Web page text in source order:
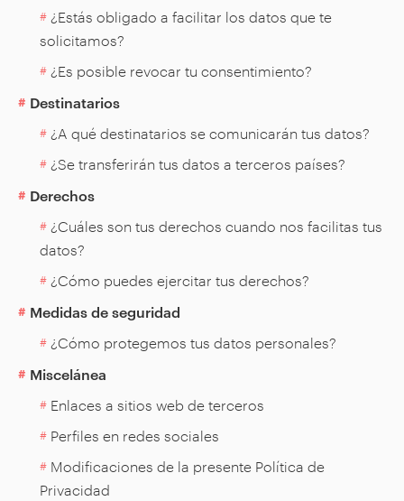
¿Estás obligado a facilitar los datos que te
solicitamos?
¿Es posible revocar tu consentimiento?
Destinatarios
¿A qué destinatarios se comunicarán tus datos?
¿Se transferirán tus datos a terceros países?
Derechos
¿Cuáles son tus derechos cuando nos facilitas tus
datos?
¿Cómo puedes ejercitar tus derechos?
Medidas de seguridad
¿Cómo protegemos tus datos personales?
Miscelánea
Enlaces a sitios web de terceros
Perfiles en redes sociales
Modificaciones de la presente Política de
Privacidad